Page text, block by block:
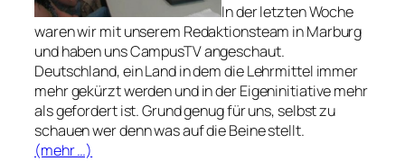
In der letzten Woche
waren wir mit unserem Redaktionsteam in Marburg
und haben uns CampusTV angeschaut.
Deutschland, ein Land in dem die Lehrmittel immer
mehr gekürzt werden und in der Eigeninitiative mehr
als gefordert ist. Grund genug für uns, selbst zu
schauen wer denn was auf die Beine stellt.
(mehr …)